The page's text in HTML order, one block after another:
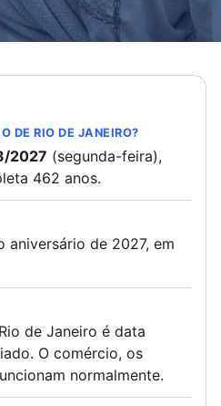
DE RIO DE JANEIRO?
2027 (segunda-feira),
462 anos.
aniversário de 2027, em
de Janeiro é data
O comércio, os
normalmente.